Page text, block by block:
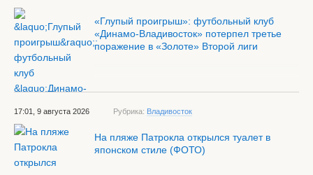
«Глупый проигрыш»: футбольный клуб
«Динамо-Владивосток» потерпел третье
поражение в «Золоте» Второй лиги
17:01, 9 августа 2026 Рубрика: Владивосток
На пляже Патрокла открылся туалет в
японском стиле (ФОТО)